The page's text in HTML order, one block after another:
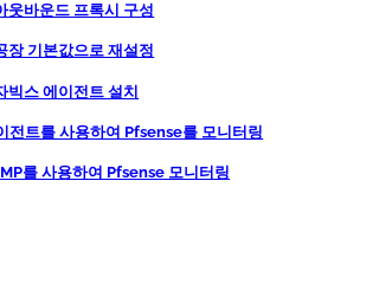
웃바운드 프록시 구성
장 기본값으로 재설정
빅스 에이전트 설치
전트를 사용하여 Pfsense를 모니터링
를 사용하여 Pfsense 모니터링